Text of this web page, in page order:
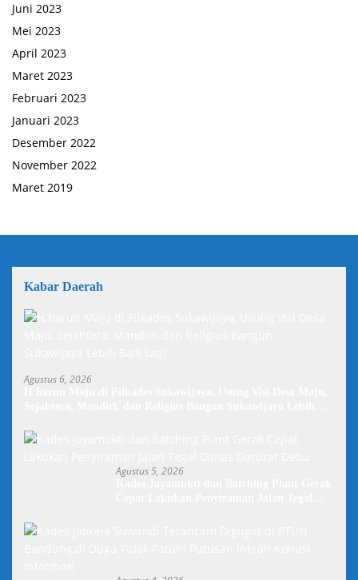
Juni 2023
Mei 2023
April 2023
Maret 2023
Februari 2023
Januari 2023
Desember 2022
November 2022
Maret 2019
Kabar Daerah
Agustus 6, 2026
Agustus 5, 2026